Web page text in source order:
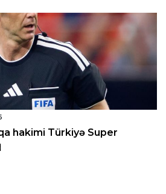
hakimi Türkiyə Super